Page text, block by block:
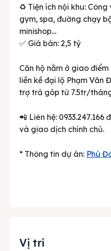
♻️ Tiện ích nội khu:
gym, spa, đường chạy
minishop…
✅ Giá bán: 2,5 tỷ
Căn hộ nằm ở giao
liền kề đại lộ Phạm Văn
trợ trả góp từ 7.5tr/
📲 Liên hệ:
và giao dịch chính chủ.
* Thông tin dự án: Phú
Vị trí